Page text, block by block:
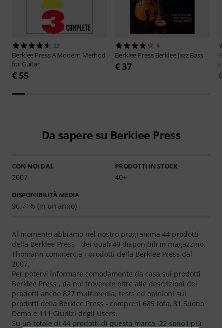
22
Berklee PressA Modern Method
for Guitar
€ 55
6
Berklee Press Berklee Jazz Bass
€ 37
Da sapere su Berklee Press
CON NOI DAL
2007
PRODOTTI IN STOCK
40+
DISPONIBILITÀ MEDIA
96.71% (in un anno)
Al momento abbiamo nel nostro programma 44 prodotti
della Berklee Press - dei quali 40 disponibili in magazzino.
Thomann commercia i prodotti della Berklee Press dal
2007.
Per potervi informare comodamente da casa sui prodotti
Berklee Press , da noi troverete oltre alle descrizioni dei
prodotti anche 827 multimedia, tests ed opinioni sui
prodotti della Berklee Press - compresi 685 foto, 31 Suono
Demo e 111 Giudizi degli Users.
Su un totale di 44 prodotti di questa marca, 22 sono i più